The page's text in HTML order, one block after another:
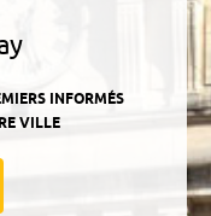
INFORMÉS
VILLE